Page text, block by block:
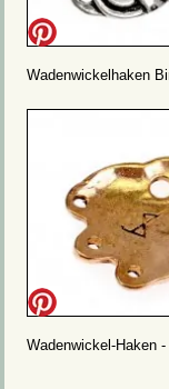
Wadenwickelhaken
Wadenwickel-Haken